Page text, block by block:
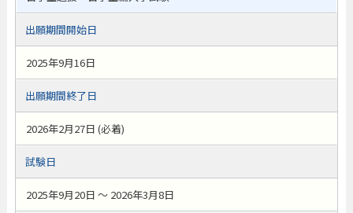
出願期間開始日
2025年9月16日
出願期間終了日
2026年2月27日 (必着)
試験日
2025年9月20日 ～ 2026年3月8日